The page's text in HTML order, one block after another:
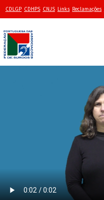
CDLGP CDHPS CNJS Links Reclamações